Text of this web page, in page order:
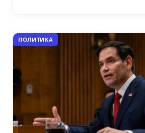
ПОЛИТИКА